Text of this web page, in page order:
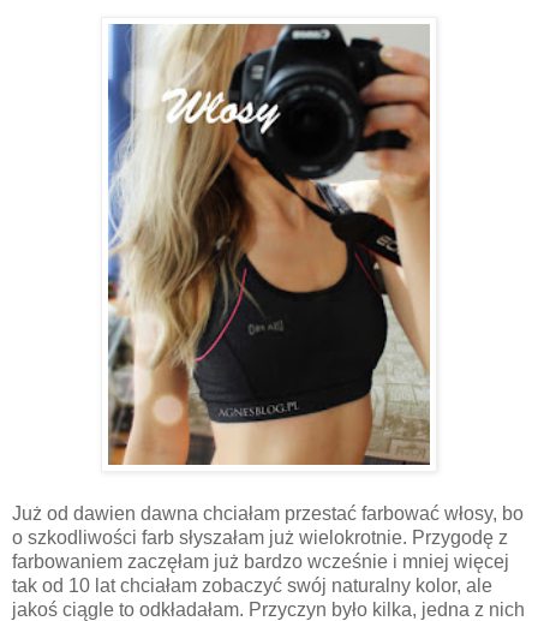
Już od dawien dawna chciałam przestać farbować włosy, bo
o szkodliwości farb słyszałam już wielokrotnie. Przygodę z
farbowaniem zaczęłam już bardzo wcześnie i mniej więcej
tak od 10 lat chciałam zobaczyć swój naturalny kolor, ale
jakoś ciągle to odkładałam. Przyczyn było kilka, jedna z nich